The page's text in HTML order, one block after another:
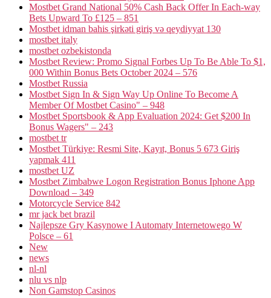
Mostbet Grand National 50% Cash Back Offer In Each-way
Bets Upward To £125 – 851
Mostbet idman bahis şirkəti giriş və qeydiyyat 130
mostbet italy
mostbet ozbekistonda
Mostbet Review: Promo Signal Forbes Up To Be Able To $1,
000 Within Bonus Bets October 2024 – 576
Mostbet Russia
Mostbet Sign In & Sign Way Up Online To Become A
Member Of Mostbet Casino" – 948
Mostbet Sportsbook & App Evaluation 2024: Get $200 In
Bonus Wagers" – 243
mostbet tr
Mostbet Türkiye: Resmi Site, Kayıt, Bonus 5 673 Giriş
yapmak 411
mostbet UZ
Mostbet Zimbabwe Logon Registration Bonus Iphone App
Download – 349
Motorcycle Service 842
mr jack bet brazil
Najlepsze Gry Kasynowe I Automaty Internetowego W
Polsce – 61
New
news
nl-nl
nlu vs nlp
Non Gamstop Casinos